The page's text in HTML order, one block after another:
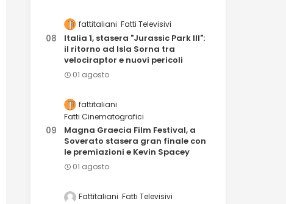
fattitaliani Fatti Televisivi
Italia 1, stasera "Jurassic Park III":
il ritorno ad Isla Sorna tra
velociraptor e nuovi pericoli
01 agosto
fattitaliani
Fatti Cinematografici
Magna Graecia Film Festival, a
Soverato stasera gran finale con
le premiazioni e Kevin Spacey
01 agosto
Fattitaliani Fatti Televisivi